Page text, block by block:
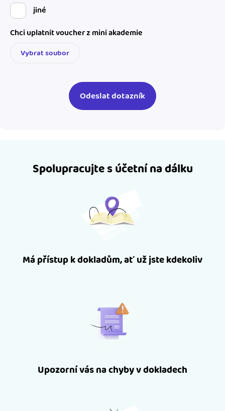
jiné
Chci uplatnit voucher z mini akademie
Vybrat soubor
Spolupracujte s účetní na dálku
Má přístup k dokladům, ať už jste kdekoliv
Upozorní vás na chyby v dokladech